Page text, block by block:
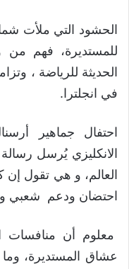
الحشود التي ملأت
الحديثة للرياضة ،
في انجلترا.
احتفال جماهير
الانكليزي يُرسل
العالم، و هي تقول إن
احتضان ودعم شعبي
معلوم أن منافسات
عشاق المستديرة،